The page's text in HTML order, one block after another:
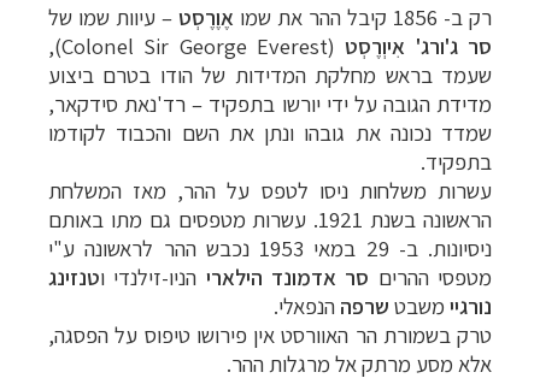
רק ב-
קיבל ההר את שמו אֶוֶרֶסְט – עיוות שמו של
סר ג'ורג' אִיוְרֶסְט
(Colonel Sir George Everest),
שעמד בראש מחלקת המדידות של הודו בטרם ביצוע
מדידת הגובה עלידי יורשו בתפקיד –רד'נאת סידקאר,
שמדד נכונה את גובהו ונתן את השם והכבוד לקודמו
בתפקיד.
עשרות משלחות ניסו לטפס על ההר, מאז המשלחת
הראשונה בשנת 1921. עשרות מטפסים גם מתו באותם
ניסיונות. ב- 29 במאי 1953 נכבש ההר לראשונה
ע"י
מטפסי ההרים סר אדמונד הילארי הניו-זילנדי וטנזינג
נורגיי משבט שרפה הנפאלי.
טרק בשמורת הר האוורסט אין פירושו טיפוס על הפסגה,
אלא מסע מרתק אל מרגלות ההר.
תכנוןטיולים למזרח הרחוק